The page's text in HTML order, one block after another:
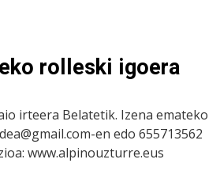
rolleski igoera
irteera Belatetik. Izena emateko
en edo 655713562
www.alpinouzturre.eus